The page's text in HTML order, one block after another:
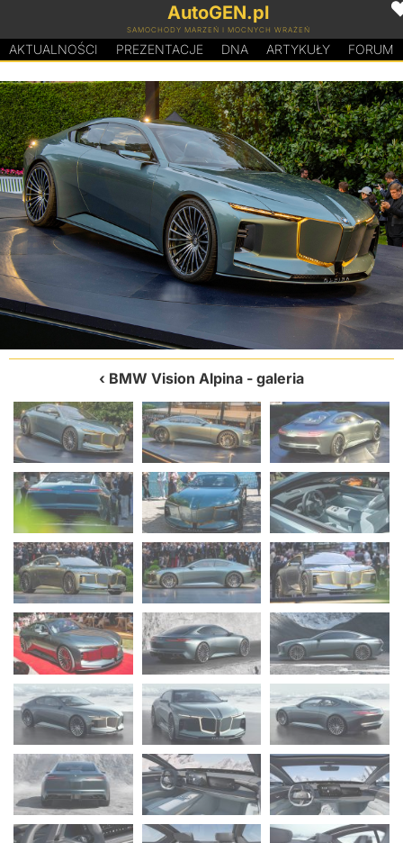
AutoGEN.pl
SAMOCHODY MARZEŃ I MOCNYCH WRAŻEŃ
AKTUALNOŚCI PREZENTACJE DNA ARTYKUŁY FORUM
BMW Vision Alpina - galeria